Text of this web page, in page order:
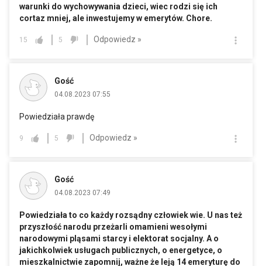
warunki do wychowywania dzieci, wiec rodzi się ich
cortaz mniej, ale inwestujemy w emerytów. Chore.
15 5 Odpowiedz »
Gość
04.08.2023 07:55
Powiedziała prawdę
9 5 Odpowiedz »
Gość
04.08.2023 07:49
Powiedziała to co każdy rozsądny człowiek wie. U nas też
przyszłość narodu przeżarli omamieni wesołymi
narodowymi pląsami starcy i elektorat socjalny. A o
jakichkolwiek usługach publicznych, o energetyce, o
mieszkalnictwie zapomnij, ważne że leją 14 emeryturę do